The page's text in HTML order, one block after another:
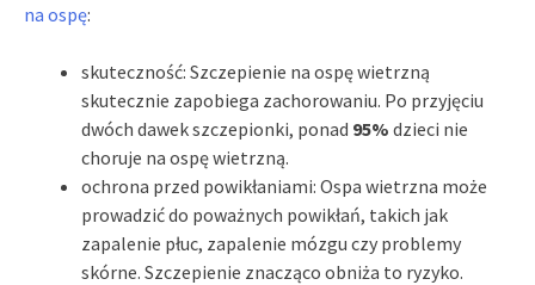
na ospę:
skuteczność: Szczepienie na ospę wietrzną
skutecznie zapobiega zachorowaniu. Po przyjęciu
dwóch dawek szczepionki, ponad 95% dzieci nie
choruje na ospę wietrzną.
ochrona przed powikłaniami: Ospa wietrzna może
prowadzić do poważnych powikłań, takich jak
zapalenie płuc, zapalenie mózgu czy problemy
skórne. Szczepienie znacząco obniża to ryzyko.